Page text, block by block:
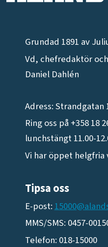
Grundad 1891 av
Vd, chefredaktör
Daniel Dahlén
Adress: Strandgatan
Ring oss på +358 18
lunchstängt 11.00-
Vi har öppet helgfria
Tipsa oss
E-post:
MMS/SMS: 0457-
Telefon: 018-15000